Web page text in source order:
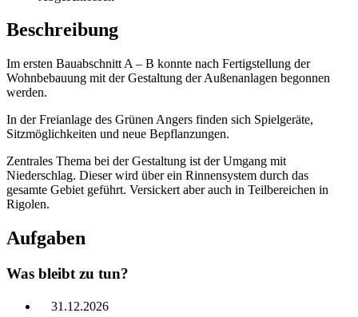
Beschreibung
Im ersten Bauabschnitt A – B konnte nach Fertigstellung der
Wohnbebauung mit der Gestaltung der Außenanlagen begonnen
werden.
In der Freianlage des Grünen Angers finden sich Spielgeräte,
Sitzmöglichkeiten und neue Bepflanzungen.
Zentrales Thema bei der Gestaltung ist der Umgang mit
Niederschlag. Dieser wird über ein Rinnensystem durch das
gesamte Gebiet geführt. Versickert aber auch in Teilbereichen in
Rigolen.
Aufgaben
Was bleibt zu tun?
31.12.2026